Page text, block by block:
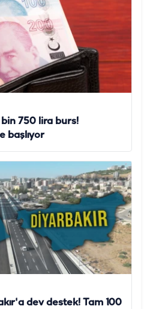
bin 750 lira burs!
başlıyor
dev destek! Tam 100